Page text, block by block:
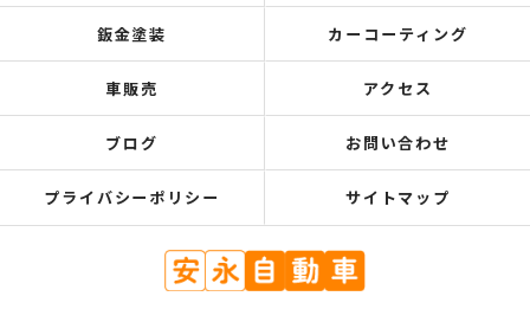
鈑金塗装 カーコーティング
車販売 アクセス
ブログ お問い合わせ
プライバシーポリシー サイトマップ